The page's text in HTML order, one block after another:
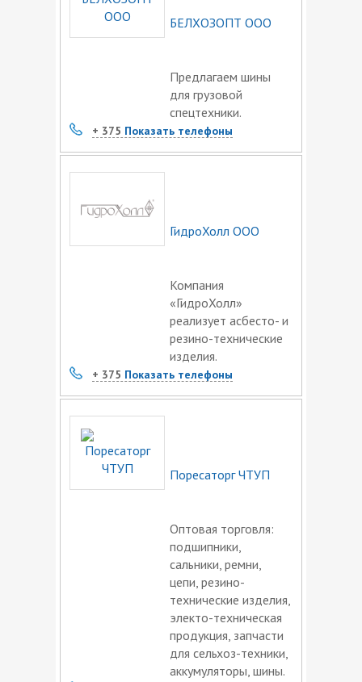
БЕЛХОЗОПТ ООО
Предлагаем шины
для грузовой
спецтехники.
+ 375 Показать телефоны
ГидроХолл ООО
Компания
«ГидроХолл»
реализует асбесто- и
резино-технические
изделия.
+ 375 Показать телефоны
Поресаторг ЧТУП
Оптовая торговля:
подшипники,
сальники, ремни,
цепи, резино-
технические изделия,
электо-техническая
продукция, запчасти
для сельхоз-техники,
аккумуляторы, шины.